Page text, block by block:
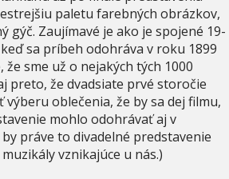
paletu farebných obrázkov,
gýč. Zaujímavé je ako je spojené 19-
sa príbeh odohráva v roku 1899
sme už o nejakých tých 1000
preto, že dvadsiate prvé storočie
oblečenia, že by sa dej filmu,
mohlo odohrávať aj v
práve to divadelné predstavenie
vznikajúce u nás.)